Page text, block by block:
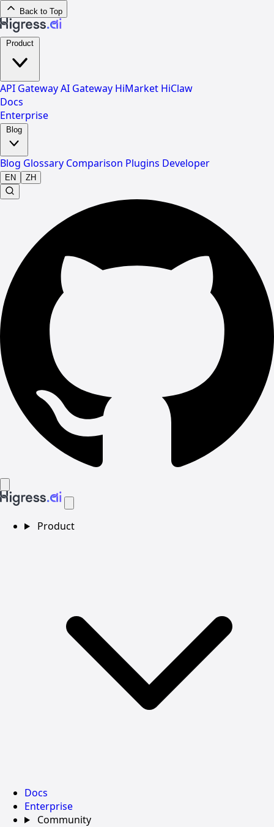
Back to Top
API GatewayAI Gateway HiMarket HiClaw
Docs
Enterprise
Blog Glossary Comparison Plugins Developer
EN ZH
Product
Docs
Enterprise
Community